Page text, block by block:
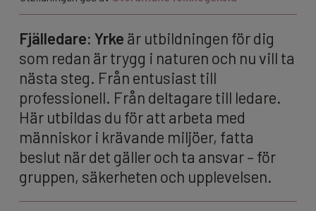
Fjälledare: Yrke är utbildningen för dig
som redan är trygg i naturen och nu vill ta
nästa steg. Från entusiast till
professionell. Från deltagare till ledare.
Här utbildas du för att arbeta med
människor i krävande miljöer, fatta
beslut när det gäller och ta ansvar – för
gruppen, säkerheten och upplevelsen.